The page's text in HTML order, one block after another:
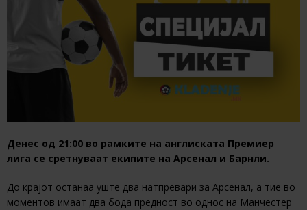
Денес од 21:00 во рамките на англиската Премиер
лига се сретнуваат екипите на Арсенал и Барнли.
До крајот останаа уште два натпревари за Арсенал, а тие во
моментов имаат два бода предност во однос на Манчестер